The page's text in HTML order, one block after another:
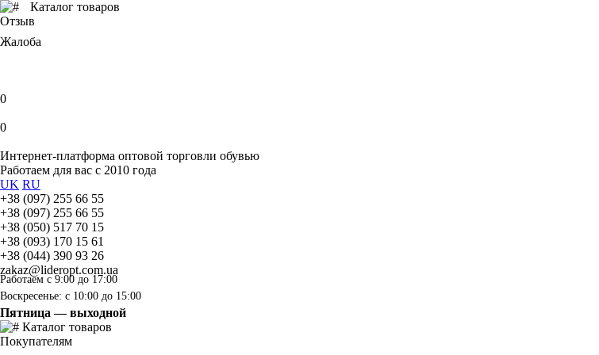
Каталог товаров
Отзыв
Жалоба
0
0
Интернет-платформа оптовой торговли обувью
Работаем для вас с 2010 года
UK RU
+38 (097) 255 66 55
+38 (097) 255 66 55
+38 (050) 517 70 15
+38 (093) 170 15 61
+38 (044) 390 93 26
zakaz@lideropt.com.ua
Работаем с 9:00 до 17:00
Воскресенье: с 10:00 до 15:00
Пятница — выходной
Каталог товаров
Покупателям